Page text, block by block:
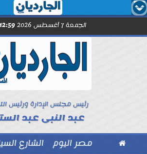
  
الجمعة 7 أغسطس 2026 12:59 مـ
رئيس مجلس الإدارة ورئيس
عبد النبى عبد
 مصر اليوم الشارع